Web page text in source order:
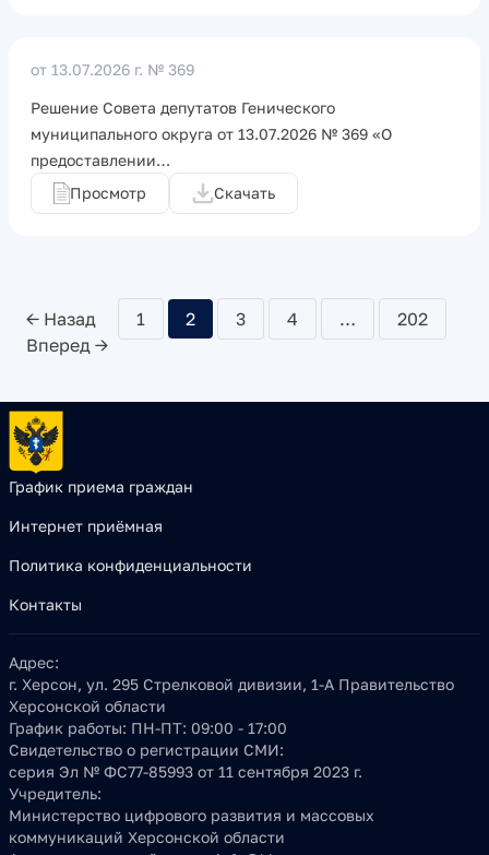
от 13.07.2026 г. № 369
Решение Совета депутатов Генического
муниципального округа от 13.07.2026 № 369 «О
предоставлении…
Просмотр
Скачать
← Назад 1 2 3 4 …
202
Вперед →
График приема граждан
Интернет приёмная
Политика конфиденциальности
Контакты
Адрес:
г. Херсон, ул. 295 Стрелковой дивизии, 1-А Правительство
Херсонской области
График работы: ПН-ПТ: 09:00 - 17:00
Свидетельство о регистрации СМИ:
серия Эл № ФС77-85993 от 11 сентября 2023 г.
Учредитель:
Министерство цифрового развития и массовых
коммуникаций Херсонской области